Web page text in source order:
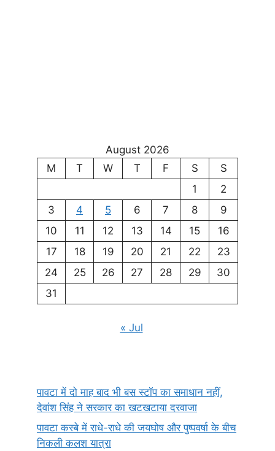
August 2026
M
T W T F S
S
1
2
3
4 5 6 7 8
9
10
11 12 13 14 15
16
17
18 19 20 21 22
23
24
25 26 27 28 29
30
31
« Jul
पावटा में दो माह बाद भी बस स्टॉप का समाधान नहीं,
देवांश सिंह ने सरकार का खटखटाया दरवाजा
पावटा कस्बे में राधे-राधे की जयघोष और पुष्पवर्षा के बीच
निकली कलश यात्रा